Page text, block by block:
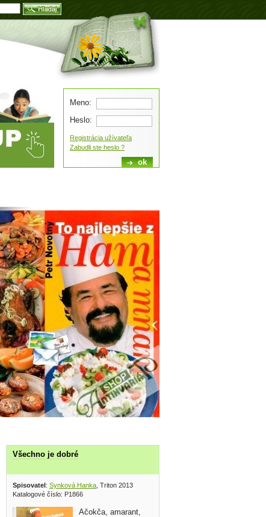
Všechno je dobré
Spisovatel: Synková Hanka , Triton 2013
Katalogové číslo: P1866
Ačokča, amarant,
Meno:
Heslo:
Registrácia užívateľa
Zabudli ste heslo ?